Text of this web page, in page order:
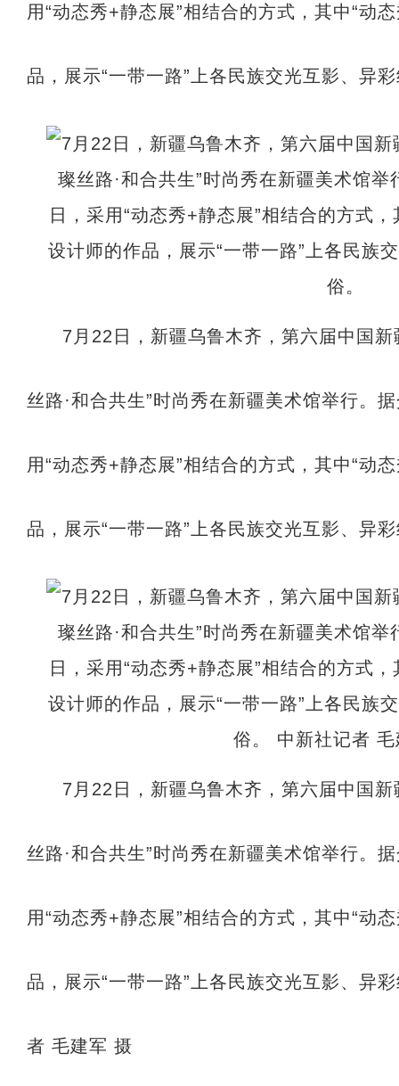
用“动态秀+静态展”相结合的方式，其中“动
品，展示“一带一路”上各民族交光互影、异
7月22日，新疆乌鲁木齐，第六届中国
丝路·和合共生”时尚秀在新疆美术馆举行。
用“动态秀+静态展”相结合的方式，其中“动
品，展示“一带一路”上各民族交光互影、异
7月22日，新疆乌鲁木齐，第六届中国
丝路·和合共生”时尚秀在新疆美术馆举行。
用“动态秀+静态展”相结合的方式，其中“动
品，展示“一带一路”上各民族交光互影、异
者 毛建军 摄